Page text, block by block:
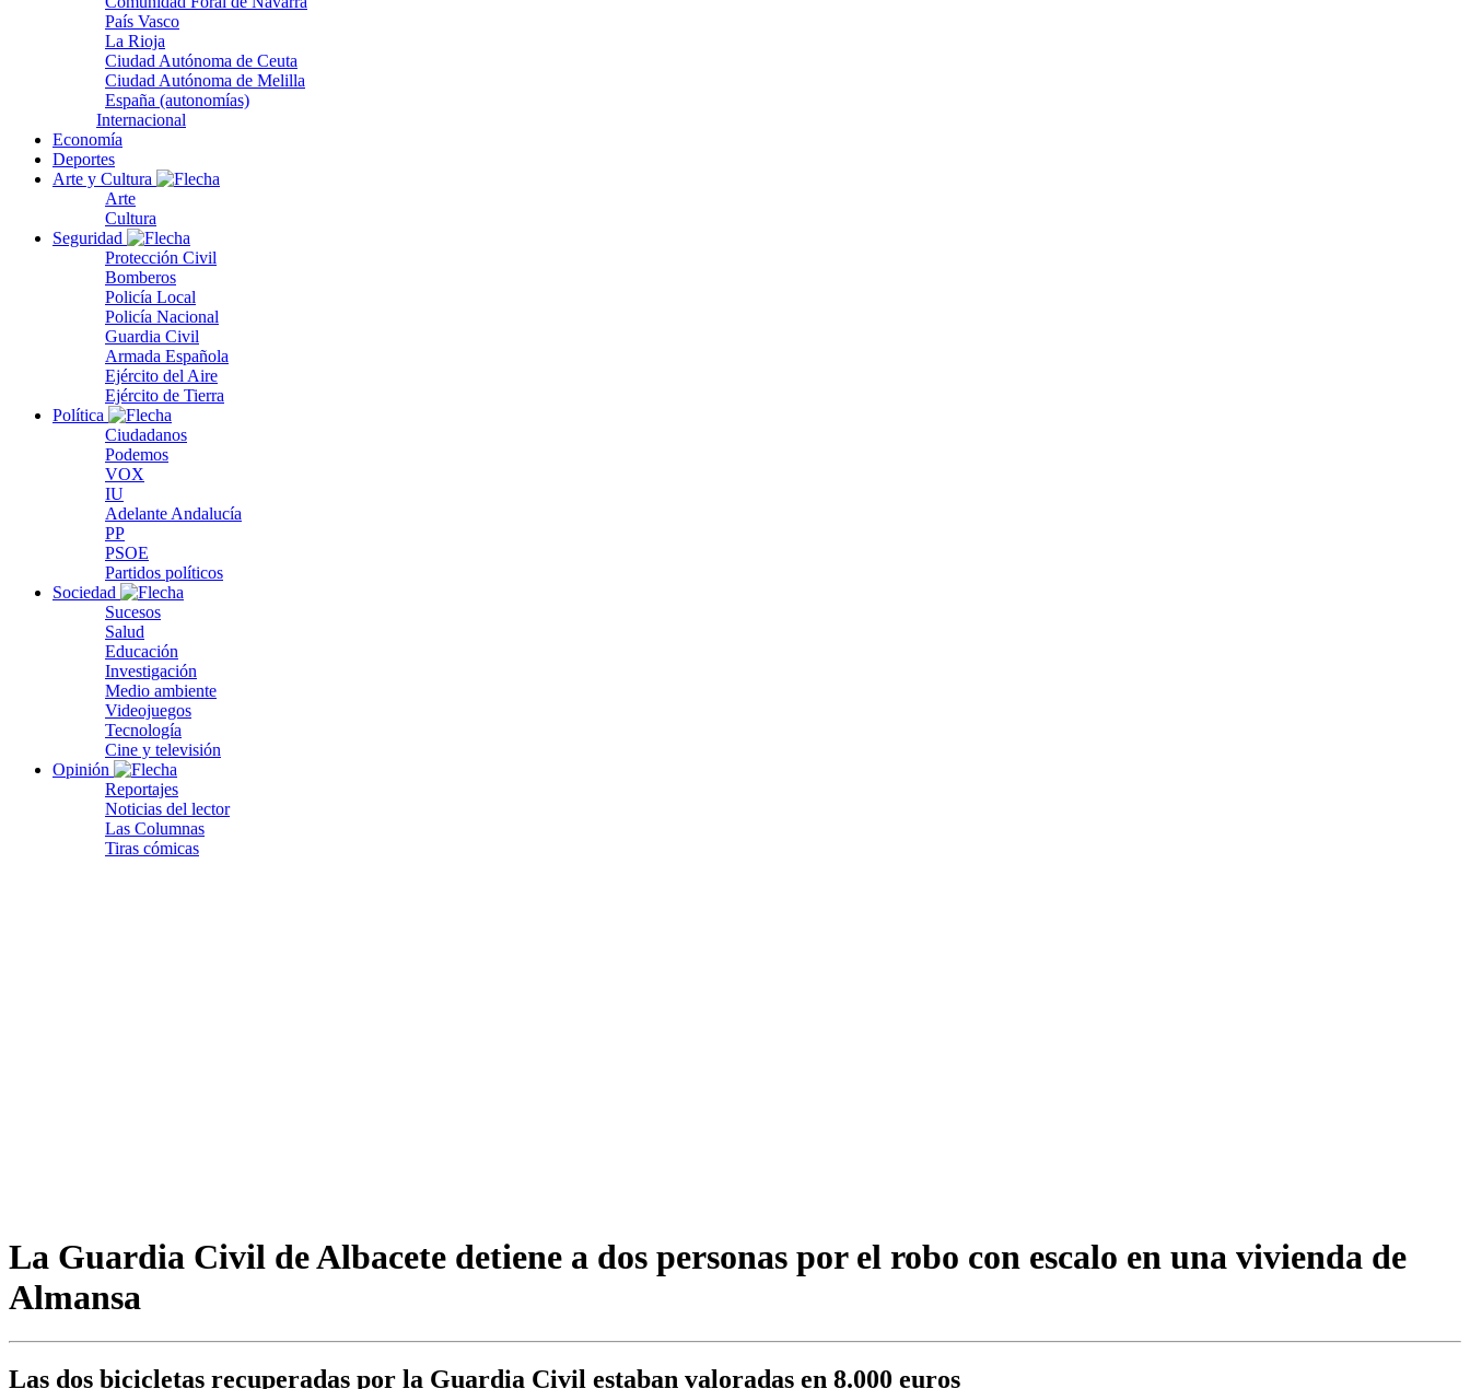
País Vasco
La Rioja
Ciudad Autónoma de Ceuta
Ciudad Autónoma de Melilla
España (autonomías)
Internacional
Economía
Deportes
Arte y Cultura
Arte
Cultura
Seguridad
Protección Civil
Bomberos
Policía Local
Policía Nacional
Guardia Civil
Armada Española
Ejército del Aire
Ejército de Tierra
Política
Ciudadanos
Podemos
VOX
IU
Adelante Andalucía
PP
PSOE
Partidos políticos
Sociedad
Sucesos
Salud
Educación
Investigación
Medio ambiente
Videojuegos
Tecnología
Cine y televisión
Opinión
Reportajes
Noticias del lector
Las Columnas
Tiras cómicas
La Guardia Civil de Albacete detiene a dos personas por el robo con escalo en una vivienda de
Almansa
Las dos bicicletas recuperadas por la Guardia Civil estaban valoradas en 8.000 euros